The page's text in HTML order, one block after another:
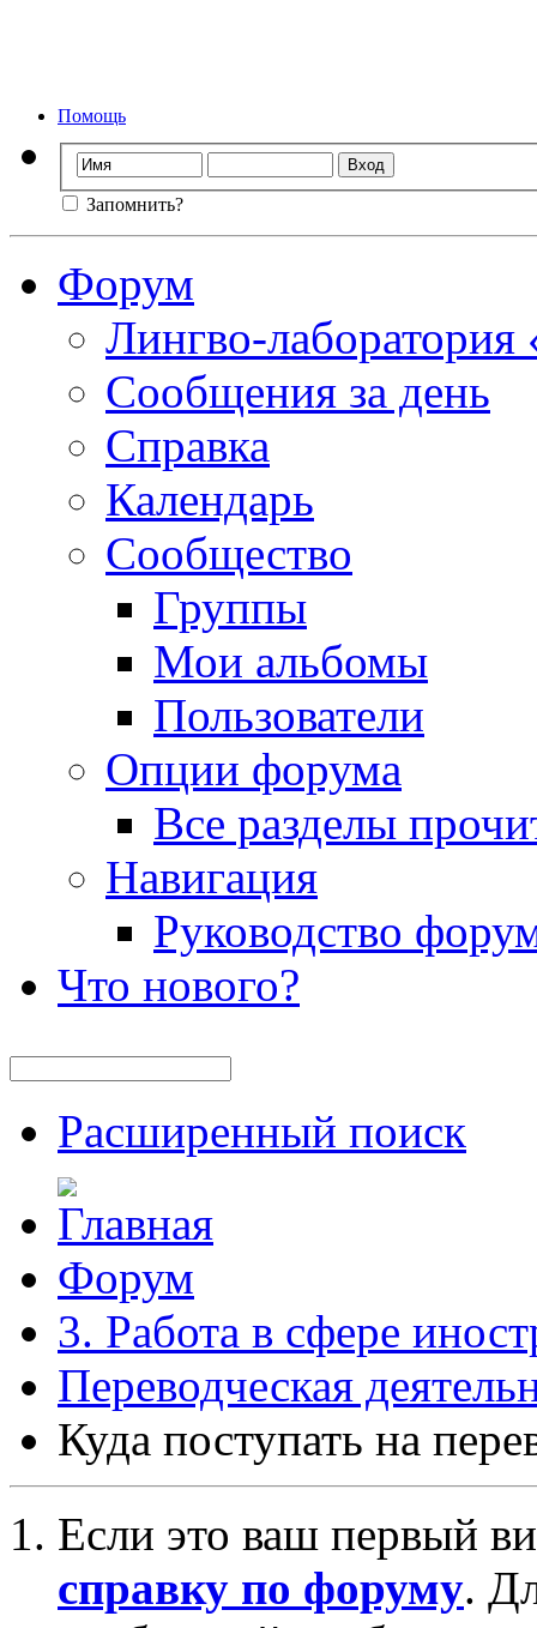
Помощь
Запомнить?
Форум
Лингво-
Сообщения за день
Справка
Календарь
Сообщество
Группы
Мои альбомы
Пользователи
Опции форума
Все разделы
Навигация
Руководство
Что нового?
Расширенный поиск
Форум
3. Работа в сфере
Переводческая
Куда поступать на
Если это ваш первый
справку по форуму.